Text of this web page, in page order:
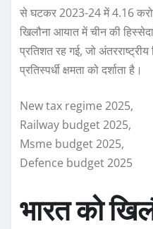
से घटकर 2023-24 में 4.16
खिलौना आयात में चीन की
प्रतिशत रह गई, जो
प्रतिस्पर्धी क्षमता को दर्शाता है।
New tax regime 2025,
Railway budget 2025,
Msme budget 2025,
Defence budget 2025
भारत को